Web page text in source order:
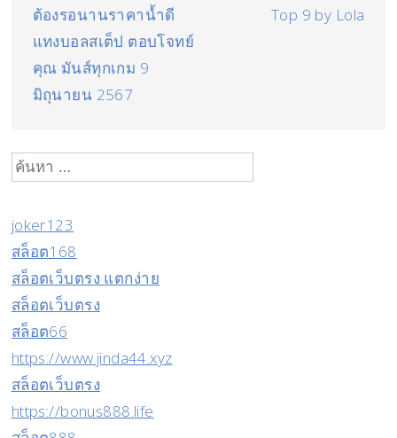
ต้องรอนานราคาน้ำดี
แทงบอลสเต็ป ตอบโจทย์
คุณ มันส์ทุกเกม 9
มิถุนายน 2567
Top 9 by Lola
ค้นหา
joker123
สล็อต168
สล็อตเว็บตรง แตกง่าย
สล็อตเว็บตรง
สล็อต66
https://www.jinda44.xyz
สล็อตเว็บตรง
https://bonus888.life